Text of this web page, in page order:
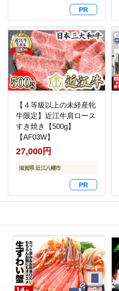
ケース BBQ バーベキュ
【４等級以上の未経産牝
牛限定】近江牛肩ロース
すき焼き【500g】
【AF03W】
27,000円
滋賀県 近江八幡市